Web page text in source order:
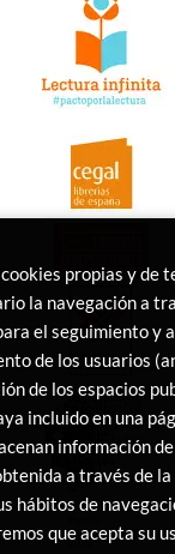
propias y de
la navegación a
el seguimiento y
de los usuarios
de los espacios
incluido en una
información
a través de
hábitos de
que acepta su